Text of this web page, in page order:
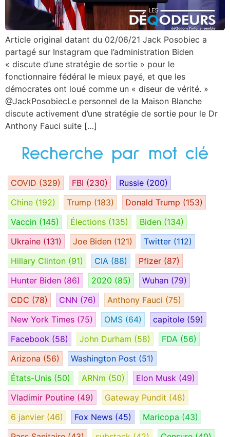
Article original datant du 02/06/21 Jack Posobiec a
partagé sur Instagram que l’administration Biden
« discute d’une stratégie de sortie » pour le
fonctionnaire fédéral le mieux payé, et que les
démocrates ont loué comme un « diseur de vérité. »
@JackPosobiecLe personnel de la Maison Blanche
discute activement d’une stratégie de sortie pour le Dr
Anthony Fauci suite […]
Recherche par mot clé
COVID (329) FBI (230) Russie (200)
Chine (192) Trump (183) Donald Trump (153)
Vaccin (145) Élections (135) Biden (134)
Ukraine (131) Joe Biden (121) Twitter (112)
Hillary Clinton (91) CIA (88) Pfizer (87)
Hunter Biden (86) 2020 (85) Wuhan (79)
CDC (78) CNN (76) Anthony Fauci (75)
New York Times (75) OMS (64) capitole (59)
Facebook (58) John Durham (58) FDA (56)
Arizona (56) Washington Post (51)
États-Unis (50) ARNm (50) Elon Musk (49)
Vladimir Poutine (49) Gateway Pundit (48)
6 janvier (46) Fox News (45) Maricopa (43)